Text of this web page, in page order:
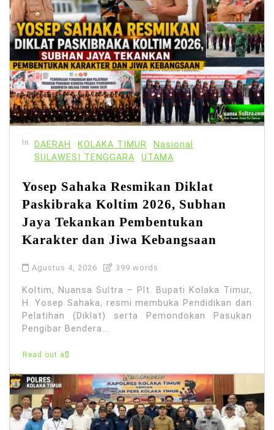
In DAERAH KOLAKA TIMUR
Nasional
SULAWESI TENGGARA
UTAMA
Yosep Sahaka Resmikan Diklat
Paskibraka Koltim 2026, Subhan
Jaya Tekankan Pembentukan
Karakter dan Jiwa Kebangsaan
Agustus 4, 2026 399 words
Koltim, Nuansa Sultra – Plt. Bupati Kolaka Timur,
H. Yosep Sahaka, resmi membuka Pendidikan dan
Pelatihan (Diklat) serta Pemondokan Pasukan
Pengibar Bendera...
Read out all